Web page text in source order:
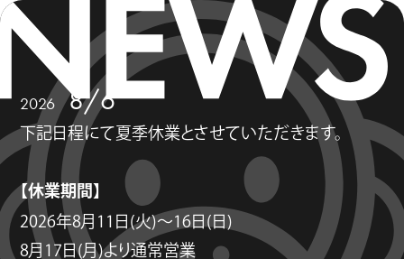
2026 8/6
下記日程にて夏季休業とさせていただきます。
【休業期間】
2026年8月11日(火)～16日(日)
8月17日(月)より通常営業